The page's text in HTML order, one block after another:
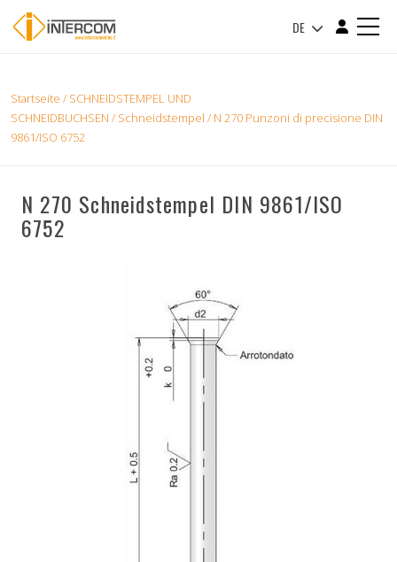
DE
Startseite / SCHNEIDSTEMPEL UND
SCHNEIDBUCHSEN / Schneidstempel / N 270 Punzoni di precisione DIN
9861/ISO 6752
N 270 Schneidstempel DIN 9861/ISO
6752